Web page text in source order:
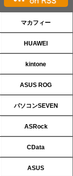
マカフィー
HUAWEI
kintone
ASUS ROG
パソコンSEVEN
ASRock
CData
ASUS